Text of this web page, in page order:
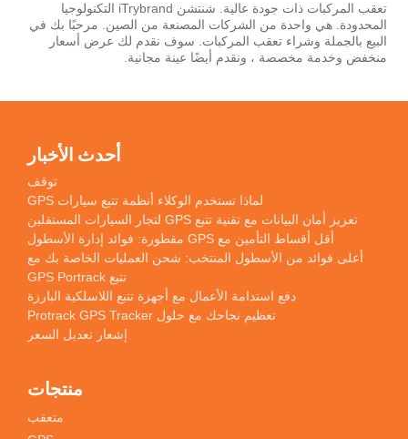
تعقب المركبات ذات جودة عالية. شنتشن iTrybrand التكنولوجيا
المحدودة. هي واحدة من الشركات المصنعة من الصين. مرحبًا بك في
البيع بالجملة وشراء تعقب المركبات. سوف نقدم لك عرض أسعار
منخفض وخدمة مخصصة ، ونقدم أيضًا عينة مجانية.
أحدث الأخبار
توقف
لماذا تستخدم الوكلاء أنظمة تتبع سيارات GPS
تعزيز أمان البيانات مع تقنية تتبع GPS لتجار السيارات المستقلين
أقل أقساط التأمين مع GPS مقطورة: فوائد إدارة الأسطول
أعلى فوائد من الأسطول المنتخب: شحن العمليات الخاصة بك مع
تتبع GPS Portrack
دفع استدامة الأعمال مع أجهزة تتبع اللاسلكية البارزة
تعظيم نجاحك مع حلول Protrack GPS Tracker
إشعار تعديل السعر
منتجات
متعقب